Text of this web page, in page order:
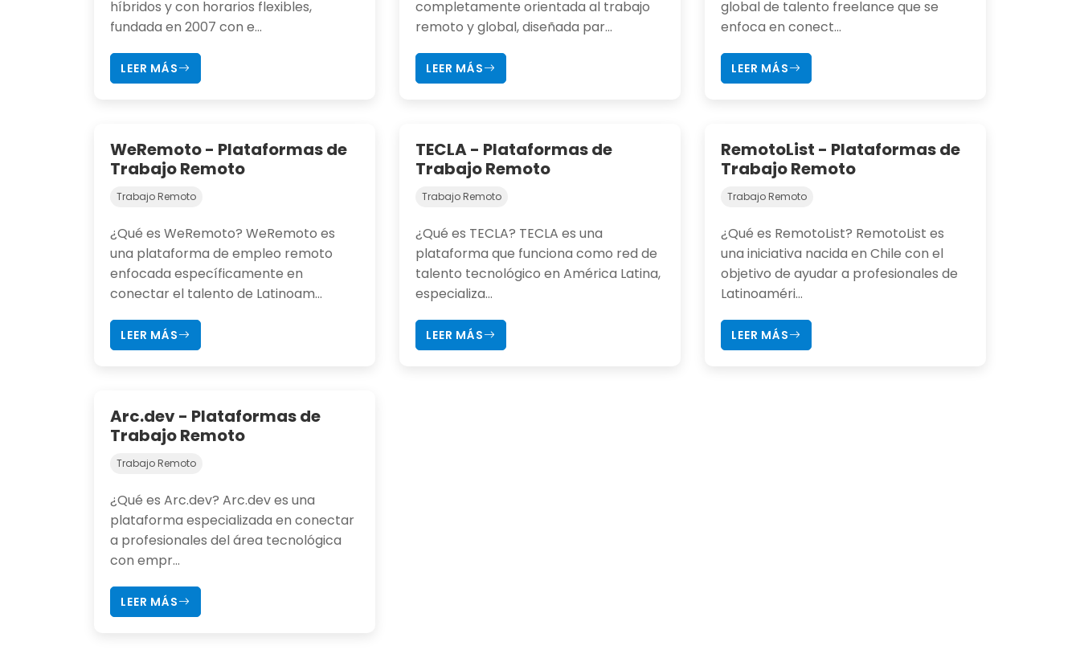
híbridos y con horarios flexibles,
fundada en 2007 con e...
LEER MÁS
completamente orientada al trabajo
remoto y global, diseñada par...
LEER MÁS
global de talento freelance que se
enfoca en conect...
LEER MÁS
WeRemoto - Plataformas de
Trabajo Remoto
Trabajo Remoto
¿Qué es WeRemoto? WeRemoto es
una plataforma de empleo remoto
enfocada específicamente en
conectar el talento de Latinoam...
LEER MÁS
TECLA - Plataformas de
Trabajo Remoto
Trabajo Remoto
¿Qué es TECLA? TECLA es una
plataforma que funciona como red de
talento tecnológico en América Latina,
especializa...
LEER MÁS
RemotoList - Plataformas de
Trabajo Remoto
Trabajo Remoto
¿Qué es RemotoList? RemotoList es
una iniciativa nacida en Chile con el
objetivo de ayudar a profesionales de
Latinoaméri...
LEER MÁS
Arc.dev - Plataformas de
Trabajo Remoto
Trabajo Remoto
¿Qué es Arc.dev? Arc.dev es una
plataforma especializada en conectar
a profesionales del área tecnológica
con empr...
LEER MÁS